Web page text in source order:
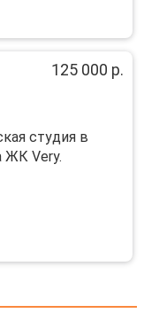
125 000 р.
студия в
ЖК Very.